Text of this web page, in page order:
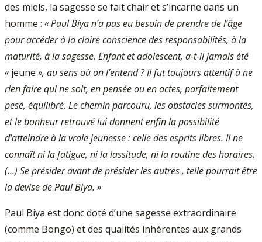
des miels, la sagesse se fait chair et s’incarne dans un
homme : « Paul Biya n’a pas eu besoin de prendre de l’âge
pour accéder à la claire conscience des responsabilités, à la
maturité, à la sagesse. Enfant et adolescent, a-t-il jamais été
« jeune », au sens où on l’entend ? Il fut toujours attentif à ne
rien faire qui ne soit, en pensée ou en actes, parfaitement
pesé, équilibré. Le chemin parcouru, les obstacles surmontés,
et le bonheur retrouvé lui donnent enfin la possibilité
d’atteindre à la vraie jeunesse : celle des esprits libres. Il ne
connaît ni la fatigue, ni la lassitude, ni la routine des horaires.
(…) Se présider avant de présider les autres , telle pourrait être
la devise de Paul Biya. »
Paul Biya est donc doté d’une sagesse extraordinaire
(comme Bongo) et des qualités inhérentes aux grands